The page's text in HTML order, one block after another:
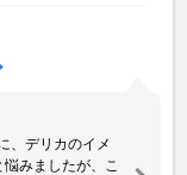
、デリカのイメ
みましたが、こ